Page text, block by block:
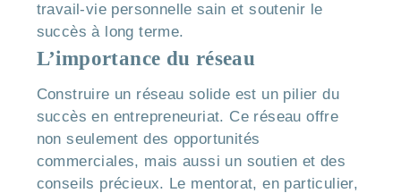
travail-vie personnelle sain et soutenir le
succès à long terme.
L’importance du réseau
Construire un réseau solide est un pilier du
succès en entrepreneuriat. Ce réseau offre
non seulement des opportunités
commerciales, mais aussi un soutien et des
conseils précieux. Le mentorat, en particulier,